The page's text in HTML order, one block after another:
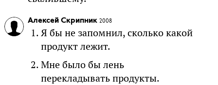
Алексей Скрипник 2008
Я бы не запомнил, сколько какой
продукт лежит.
Мне было бы лень
перекладывать продукты.